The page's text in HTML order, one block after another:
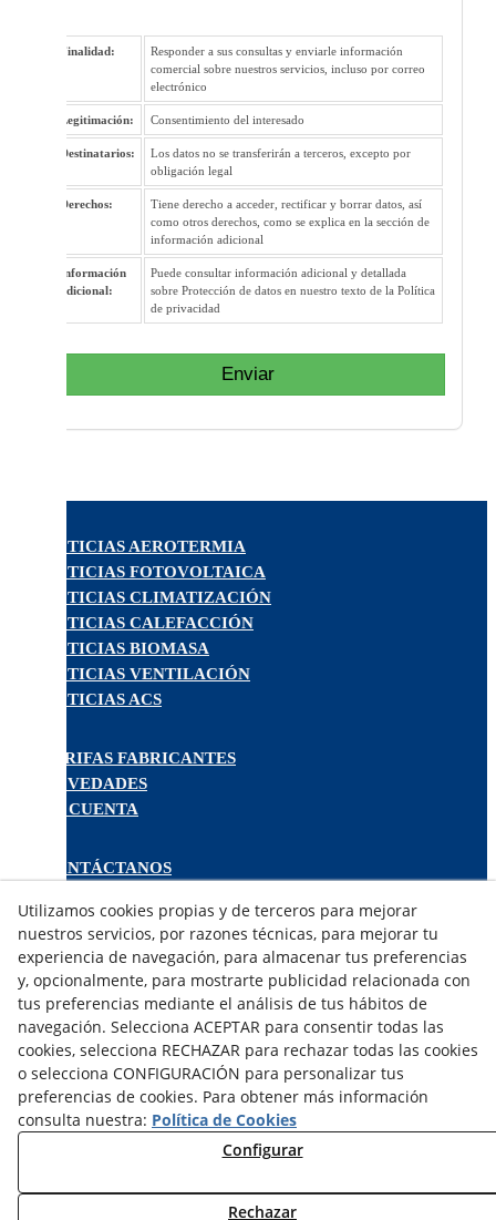
Finalidad:
Responder a sus consultas y enviarle información
comercial sobre nuestros servicios, incluso por correo
electrónico
Legitimación: Consentimiento del interesado
Destinatarios:
Los datos no se transferirán a terceros, excepto por
obligación legal
Derechos:
Tiene derecho a acceder, rectificar y borrar datos, así
como otros derechos, como se explica en la sección de
información adicional
Información
adicional:
Puede consultar información adicional y detallada
sobre Protección de datos en nuestro texto de la Política
de privacidad
Enviar
NOTICIAS AEROTERMIA
NOTICIAS FOTOVOLTAICA
NOTICIAS CLIMATIZACIÓN
NOTICIAS CALEFACCIÓN
NOTICIAS BIOMASA
NOTICIAS VENTILACIÓN
NOTICIAS ACS
TARIFAS FABRICANTES
NOVEDADES
MI CUENTA
CONTÁCTANOS
TRABAJA CON NOSOTROS
¿QUIENES SOMOS?
AVISO LEGAL
POLÍTICA DE COOKIES
POLÍTICA DE PRIVACIDAD
DERECHO DESISITIMIENTO
CONDICIONES USO
CONDICIONES COMPRA
Utilizamos cookies propias y de terceros para mejorar
nuestros servicios, por razones técnicas, para mejorar tu
experiencia de navegación, para almacenar tus preferencias
y, opcionalmente, para mostrarte publicidad relacionada con
tus preferencias mediante el análisis de tus hábitos de
navegación. Selecciona ACEPTAR para consentir todas las
cookies, selecciona RECHAZAR para rechazar todas las cookies
o selecciona CONFIGURACIÓN para personalizar tus
preferencias de cookies. Para obtener más información
consulta nuestra: Política de Cookies
Configurar
Rechazar